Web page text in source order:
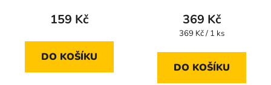
159 Kč
DO KOŠÍKU
369 Kč
Měrná
369 Kč / 1 ks
DO KOŠÍKU